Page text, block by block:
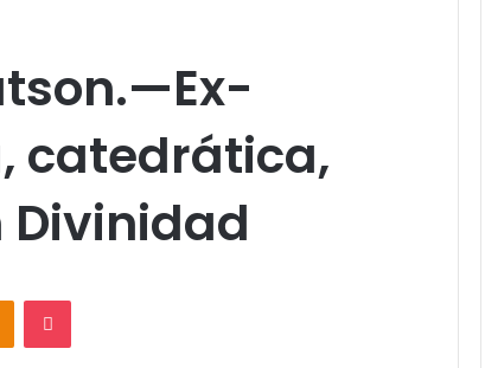
catedrática,
Divinidad